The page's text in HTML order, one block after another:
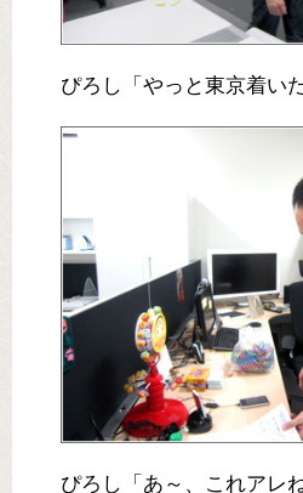
ぴろし「やっと東京着い
ぴろし「あ～、これアレ